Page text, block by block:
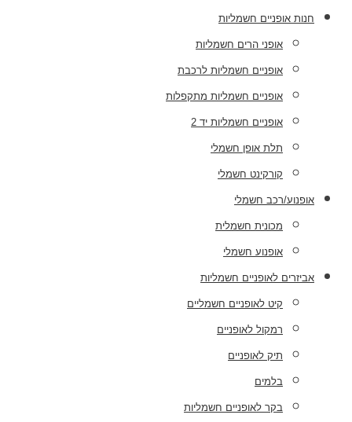
חנות אופניים חשמליות
אופני הרים חשמליות
אופניים חשמליות לרכבת
אופניים חשמליות מתקפלות
אופניים חשמליות יד 2
תלת אופן חשמלי
קורקינט חשמלי
אופנוע/רכב חשמלי
מכונית חשמלית
אופנוע חשמלי
אביזרים לאופניים חשמליות
קיט לאופניים חשמליים
רמקול לאופניים
תיק לאופניים
בלמים
בקר לאופניים חשמליות